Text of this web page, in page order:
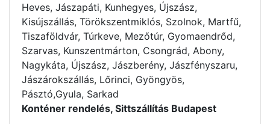
Heves, Jászapáti, Kunhegyes, Újszász,
Kisújszállás, Törökszentmiklós, Szolnok, Martfű,
Tiszaföldvár, Túrkeve, Mezőtúr, Gyomaendrőd,
Szarvas, Kunszentmárton, Csongrád, Abony,
Nagykáta, Újszász, Jászberény, Jászfényszaru,
Jászárokszállás, Lőrinci, Gyöngyös,
Pásztó,Gyula, Sarkad
Konténer rendelés, Sittszállítás Budapest